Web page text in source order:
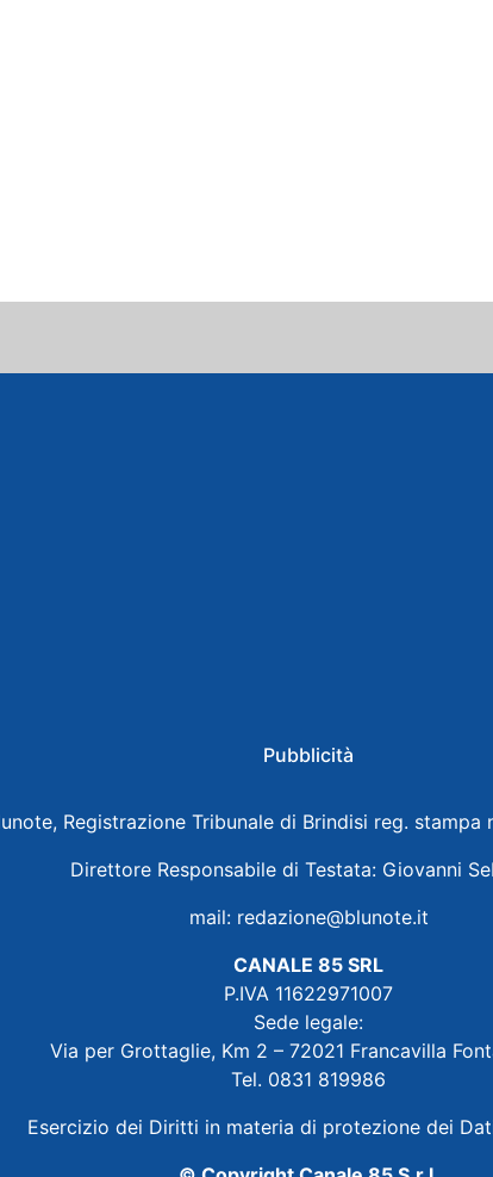
Pubblicità
Registrazione Tribunale di Brindisi reg.
Direttore Responsabile di Testata: Giovanni
mail: redazione@blunote.it
CANALE 85 SRL
P.IVA 11622971007
Sede legale:
Via per Grottaglie, Km 2 – 72021 Francavilla
Tel. 0831 819986
Esercizio dei Diritti in materia di protezione dei